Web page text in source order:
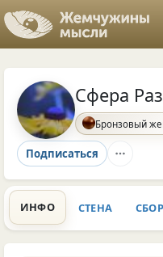
Сфера
Бронзовый
Подписаться
ИНФО СТЕНА